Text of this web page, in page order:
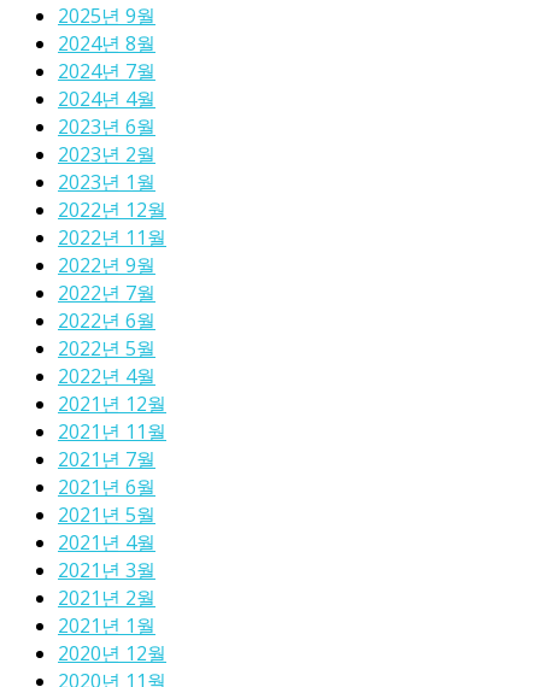
2025년 9월
2024년 8월
2024년 7월
2024년 4월
2023년 6월
2023년 2월
2023년 1월
2022년 12월
2022년 11월
2022년 9월
2022년 7월
2022년 6월
2022년 5월
2022년 4월
2021년 12월
2021년 11월
2021년 7월
2021년 6월
2021년 5월
2021년 4월
2021년 3월
2021년 2월
2021년 1월
2020년 12월
2020년 11월